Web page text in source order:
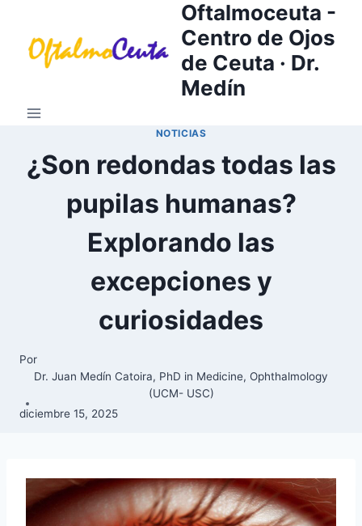
contenido
Oftalmoceuta -
Centro de Ojos
de Ceuta · Dr.
Medín
NOTICIAS
¿Son redondas todas las
pupilas humanas?
Explorando las
excepciones y
curiosidades
Por
Dr. Juan Medín Catoira, PhD in Medicine, Ophthalmology
(UCM- USC)
diciembre 15, 2025